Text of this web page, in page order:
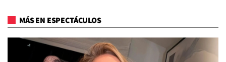
MÁS EN ESPECTÁCULOS